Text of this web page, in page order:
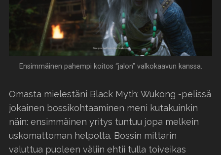
Ensimmäinen pahempi koitos “jalon” valkokaavun kanssa.
Omasta mielestäni Black Myth: Wukong -pelissä
jokainen bossikohtaaminen meni kutakuinkin
näin: ensimmäinen yritys tuntuu jopa melkein
uskomattoman helpolta. Bossin mittarin
valuttua puoleen väliin ehtii tulla toiveikas